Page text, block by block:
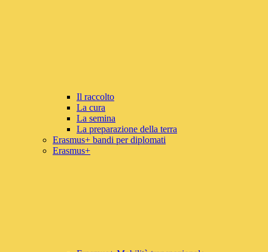
Il raccolto
La cura
La semina
La preparazione della terra
Erasmus+ bandi per diplomati
Erasmus+